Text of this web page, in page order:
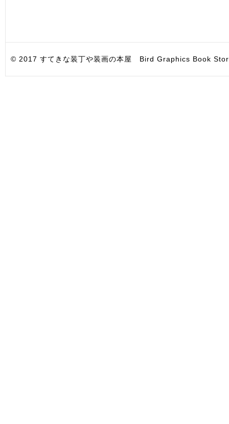
© 2017 すてきな装丁や装画の本屋 Bird Graphics Book